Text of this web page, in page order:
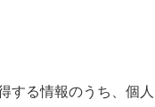
する情報のうち、個